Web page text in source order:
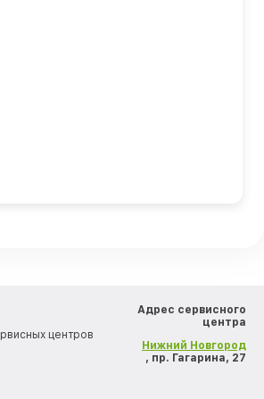
центров
Адрес сервисного
центра
Нижний Новгород
, пр. Гагарина, 27